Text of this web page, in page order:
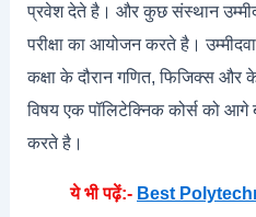
प्रवेश देते है। और कुछ संस्थान
परीक्षा का आयोजन करते है।
कक्षा के दौरान गणित, फिजिक्स और
विषय एक पॉलिटेक्निक कोर्स को
करते है।
ये भी पढ़ें:- Best